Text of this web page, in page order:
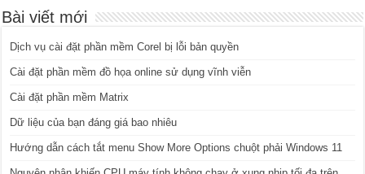
Bài viết mới
Dịch vụ cài đặt phần mềm Corel bị lỗi bản quyền
Cài đặt phần mềm đồ họa online sử dụng vĩnh viễn
Cài đặt phần mềm Matrix
Dữ liệu của bạn đáng giá bao nhiêu
Hướng dẫn cách tắt menu Show More Options chuột phải Windows 11